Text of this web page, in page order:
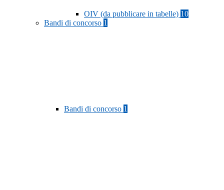
OIV (da pubblicare in tabelle) 10
Bandi di concorso 1
Bandi di concorso 1